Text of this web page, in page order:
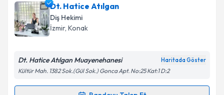
Takvim Talebini Gönder
Dt. Begüm Gürcan Koruiçin randevu takvimi talebi
oluşturun. Size bu uzmandan randevu almanız için bir
takvim hazırlandığında e-posta ile bilgilendireceğiz.
Dt. Hatice Atılgan
Diş Hekimi
İzmir, Konak
Dt. Hatice Atılgan Muayenehanesi Haritada Göster
Kültür Mah. 1382 Sok.(Gül Sok.) Gonca Apt. No:25 Kat:1 D:2